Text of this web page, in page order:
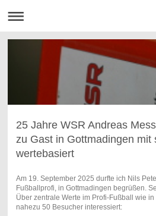
25 Jahre WSR Andreas
zu Gast in Gottmadingen mit
wertebasiert
Am 19. September 2025 durfte ich Nils
Fußballprofi, in Gottmadingen begrüßen.
Über zentrale Werte im Profi-Fußball wie
nahezu 50 Besucher interessiert: